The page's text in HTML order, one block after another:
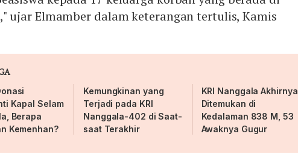
ujar Elmamber dalam keterangan tertulis, Kamis
Kapal Selam
Berapa
Kemenhan?
Kemungkinan yang
Terjadi pada KRI
Nanggala-402 di Saat-
saat Terakhir
KRI Nanggala Akhirnya
Ditemukan di
Kedalaman 838 M, 53
Awaknya Gugur